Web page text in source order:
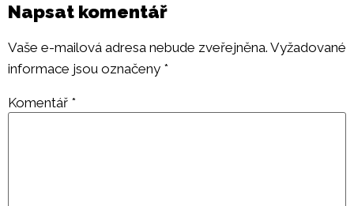
Napsat komentář
Vaše e-mailová adresa nebude zveřejněna. Vyžadované
informace jsou označeny *
Komentář *